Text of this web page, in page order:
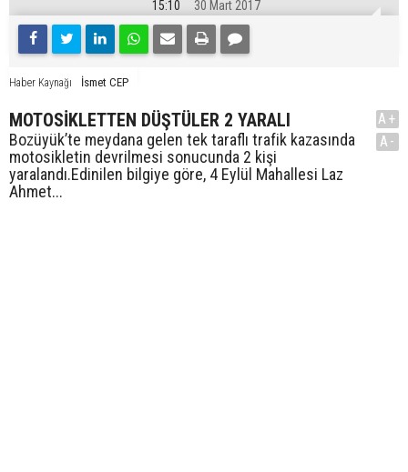
15:10 30 Mart 2017
Haber Kaynağı İsmet CEP
MOTOSİKLETTEN DÜŞTÜLER 2 YARALI
Bozüyük’te meydana gelen tek taraflı trafik kazasında
motosikletin devrilmesi sonucunda 2 kişi
yaralandı.Edinilen bilgiye göre, 4 Eylül Mahallesi Laz
Ahmet...
A+
A-